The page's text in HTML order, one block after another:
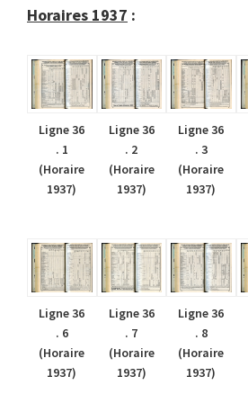
Horaires 1937 :
Ligne 36
. 1
(Horaire
1937)
Ligne 36
. 2
(Horaire
1937)
Ligne 36
. 3
(Horaire
1937)
Ligne 36
. 6
(Horaire
1937)
Ligne 36
. 7
(Horaire
1937)
Ligne 36
. 8
(Horaire
1937)